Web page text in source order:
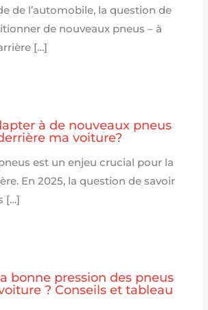
de l’automobile, la question de
de nouveaux pneus – à
[…]
à de nouveaux pneus
ma voiture?
est un enjeu crucial pour la
En 2025, la question de savoir
[…]
bonne pression des pneus
? Conseils et tableau